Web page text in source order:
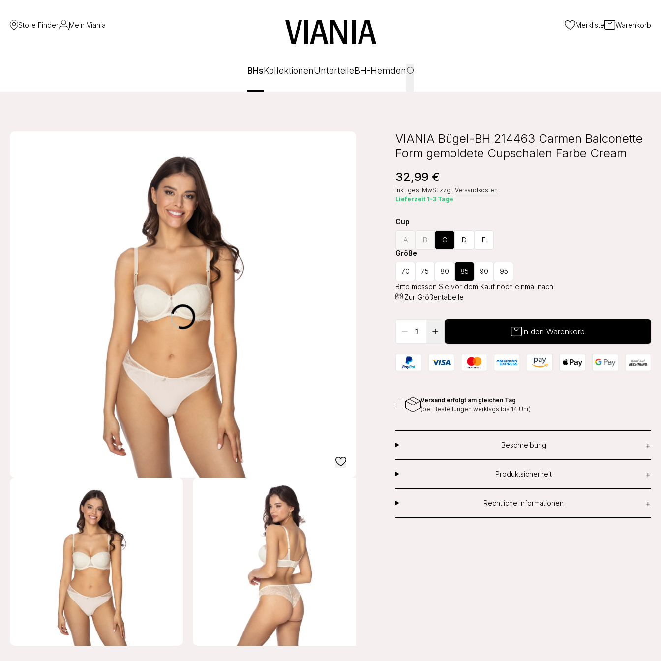
Store Finder Mein Viania Merkliste Warenkorb
BHsKollektionenUnterteileBH-Hemden
VIANIA Bügel-BH 214463 Carmen Balconette
Form gemoldete Cupschalen Farbe Cream
32,99 €
inkl. ges. MwSt zzgl. Versandkosten
Lieferzeit 1-3 Tage
Cup
A B C D
E
Größe
70 75 80 85 90
95
Bitte messen Sie vor dem Kauf noch einmal nach
Zur Größentabelle
In den Warenkorb
Versand erfolgt am gleichen Tag
(bei Bestellungen werktags bis 14 Uhr)
Beschreibung +
Produktsicherheit +
Rechtliche Informationen +